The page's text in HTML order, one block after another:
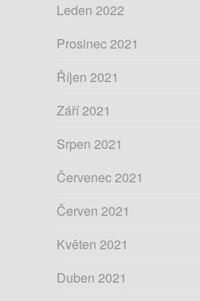
Leden 2022
Prosinec 2021
Říjen 2021
Září 2021
Srpen 2021
Červenec 2021
Červen 2021
Květen 2021
Duben 2021